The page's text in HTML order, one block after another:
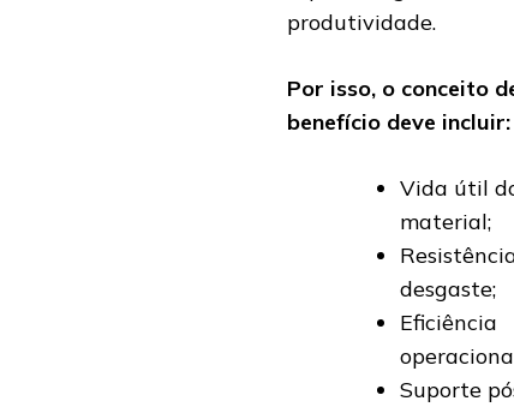
produtividade.
Por isso, o conceito
benefício deve incluir:
Vida útil
material;
desgaste;
Eficiência
Suporte